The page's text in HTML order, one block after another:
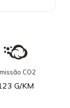
CO2
G/KM